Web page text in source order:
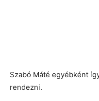
Szabó Máté egyébként
rendezni.